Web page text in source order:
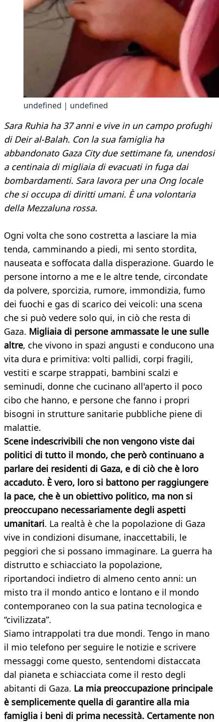
undefined | undefined
Sara Ruhia ha 37 anni e vive in un campo profughi
di Deir al-Balah. Con la sua famiglia ha
abbandonato Gaza City due settimane fa, unendosi
a centinaia di migliaia di evacuati in fuga dai
bombardamenti. Sara lavora per una Ong locale
che si occupa di diritti umani. È una volontaria
della Mezzaluna rossa.
Ogni volta che sono costretta a lasciare la mia
tenda, camminando a piedi, mi sento stordita,
nauseata e soffocata dalla disperazione. Guardo le
persone intorno a me e le altre tende, circondate
da polvere, sporcizia, rumore, immondizia, fumo
dei fuochi e gas di scarico dei veicoli: una scena
che si può vedere solo qui, in ciò che resta di
Gaza. Migliaia di persone ammassate le une sulle
altre, che vivono in spazi angusti e conducono una
vita dura e primitiva: volti pallidi, corpi fragili,
vestiti e scarpe strappati, bambini scalzi e
seminudi, donne che cucinano all'aperto il poco
cibo che hanno, e persone che fanno i propri
bisogni in strutture sanitarie pubbliche piene di
malattie.
Scene indescrivibili che non vengono viste dai
politici di tutto il mondo, che però continuano a
parlare dei residenti di Gaza, e di ciò che è loro
accaduto. È vero, loro si battono per raggiungere
la pace, che è un obiettivo politico, ma non si
preoccupano necessariamente degli aspetti
umanitari. La realtà è che la popolazione di Gaza
vive in condizioni disumane, inaccettabili, le
peggiori che si possano immaginare. La guerra ha
distrutto e schiacciato la popolazione,
riportandoci indietro di almeno cento anni: un
misto tra il mondo antico e lontano e il mondo
contemporaneo con la sua patina tecnologica e
“civilizzata”.
Siamo intrappolati tra due mondi. Tengo in mano
il mio telefono per seguire le notizie e scrivere
messaggi come questo, sentendomi distaccata
dal pianeta e schiacciata come il resto degli
abitanti di Gaza. La mia preoccupazione principale
è semplicemente quella di garantire alla mia
famiglia i beni di prima necessità. Certamente non